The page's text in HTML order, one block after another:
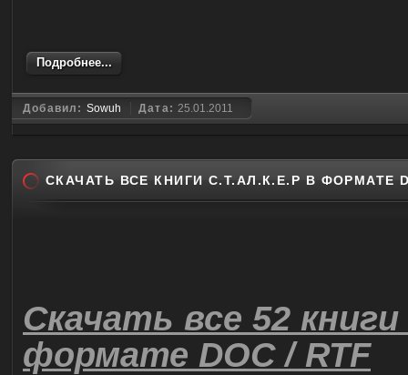
Подробнее...
Добавил: Sowuh Дата:25.01.2011
СКАЧАТЬ ВСЕ КНИГИ С.Т.АЛ.К.Е.Р В ФОРМАТЕ
Скачать все 52
формате DOC / RTF